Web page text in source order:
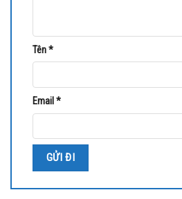
Tên*
Email *